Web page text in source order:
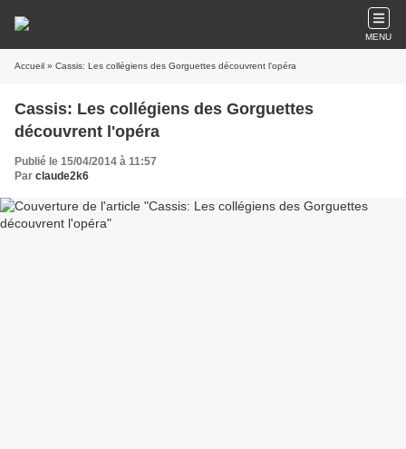
MENU
Accueil » Cassis: Les collégiens des Gorguettes découvrent l'opéra
Cassis: Les collégiens des Gorguettes
découvrent l'opéra
Publié le 15/04/2014 à 11:57
Par claude2k6